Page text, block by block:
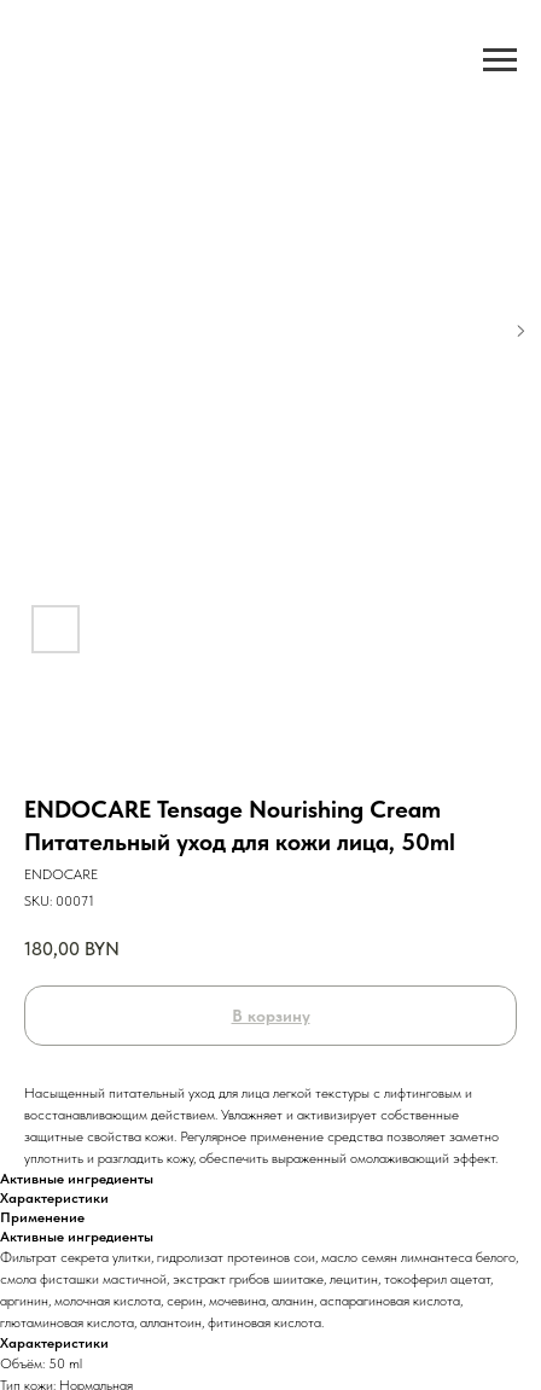
ENDOCARE Tensage Nourishing Cream
Питательный уход для кожи лица, 50ml
ENDOCARE
SKU: 00071
180,00 BYN
В корзину
Насыщенный питательный уход для лица легкой текстуры с лифтинговым и
восстанавливающим действием. Увлажняет и активизирует собственные
защитные свойства кожи. Регулярное применение средства позволяет заметно
уплотнить и разгладить кожу, обеспечить выраженный омолаживающий эффект.
Активные ингредиенты
Характеристики
Применение
Активные ингредиенты
Фильтрат секрета улитки, гидролизат протеинов сои, масло семян лимнантеса белого,
смола фисташки мастичной, экстракт грибов шиитаке, лецитин, токоферил ацетат,
аргинин, молочная кислота, серин, мочевина, аланин, аспарагиновая кислота,
глютаминовая кислота, аллантоин, фитиновая кислота.
Характеристики
Объём: 50 ml
Тип кожи: Нормальная